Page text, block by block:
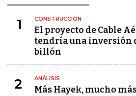
1 CONSTRUCCIÓN
El proyecto de Cable
tendría una inversión
billón
2 ANÁLISIS
Más Hayek, mucho